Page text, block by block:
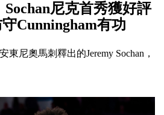
尼克首秀獲好評
Cunningham有功
尼奧馬刺釋出的Jeremy Sochan，